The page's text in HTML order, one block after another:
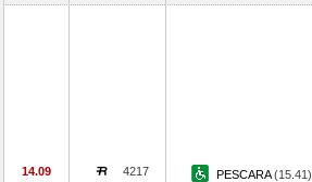
14.09 4217 PESCARA(15.41)